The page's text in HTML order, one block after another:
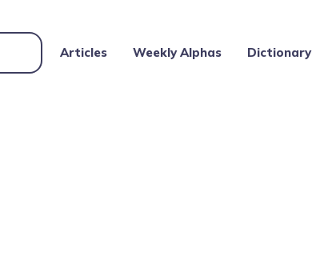
Articles Weekly Alphas Dictionary